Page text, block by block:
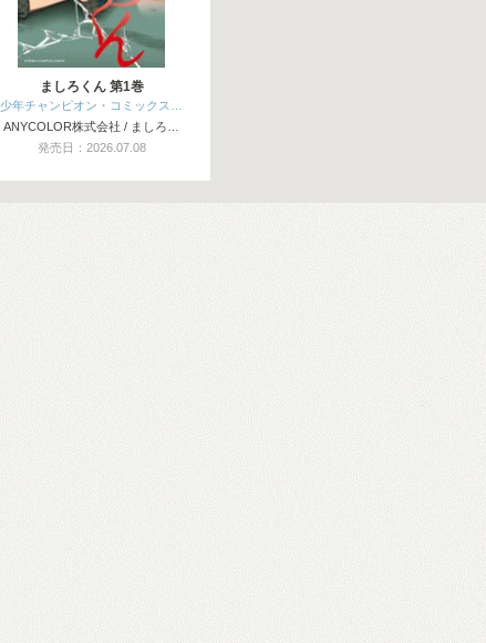
ましろくん 第1巻
少年チャンピオン・コミックス…
ANYCOLOR株式会社 / ましろ…
発売日：2026.07.08